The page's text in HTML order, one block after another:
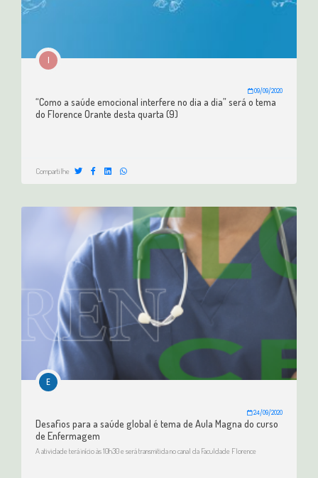
I
09/09/2020
“Como a saúde emocional interfere no dia a dia” será o tema
do Florence Orante desta quarta (9)
Compartilhe
E
24/09/2020
Desafios para a saúde global é tema de Aula Magna do curso
de Enfermagem
A atividade terá início às 10h30 e será transmitida no canal da Faculdade Florence